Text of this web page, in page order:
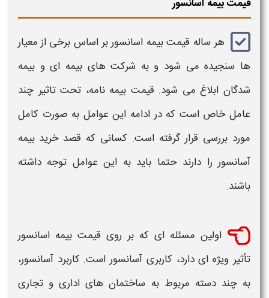
هر ساله قیمت بیمه اسانسوربر اساس برخی از معیار
ها سنجیده می ‌شود و به شرکت‌ های بیمه ‌ای و بیمه
‌شدگان ابلاغ می ‌شود. قیمت بیمه ‌نامه، تحت تاثیر چند
عامل خاص است که در ادامه این عوامل به صورت کامل
مورد بررسی قرار گرفته است. کسانی که قصدخرید بیمه
آسانسور را دارند حتما باید به این عوامل توجه داشته
باشند.
اولین مسئله‌ ای که بر روی قیمت بیمه اسانسور
تأثیر ویژه ‌ای دارد، کاربری آسانسور است. کاربرد آسانسور،
به چند دسته مربوط به ساختمان‌ های اداری و تجاری